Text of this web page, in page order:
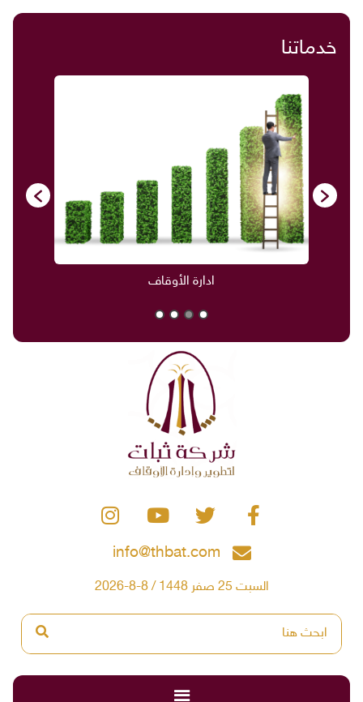
خدماتنا
ادارة الأوقاف
info@thbat.com
السبت 25 صفر 1448 / 8-8-2026